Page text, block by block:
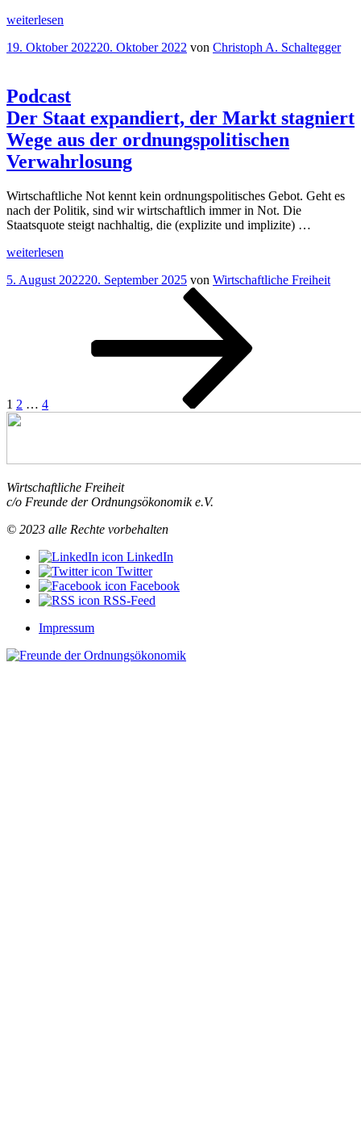
„Beträchtlicher
Fussabdruck
Schweiz“
weiterlesen
Veröffentlicht
19. Oktober 202220. Oktober 2022 von Christoph A. Schaltegger
Podcast
Der Staat expandiert, der Markt stagniert
Wege aus der ordnungspolitischen
Verwahrlosung
Wirtschaftliche Not kennt kein ordnungspolitisches Gebot. Geht es
nach der Politik, sind wir wirtschaftlich immer in Not. Die
Staatsquote steigt nachhaltig, die (explizite und implizite) …
„Podcast
Staat
ordnungspolitischen
Verwahrlosung
“
weiterlesen
Veröffentlicht
5. August 202220. September 2025 von Wirtschaftliche Freiheit
1 2 … 4
Wirtschaftliche Freiheit
c/o Freunde der Ordnungsökonomik e.V.
© 2023 alle Rechte vorbehalten
LinkedIn
Twitter
Facebook
RSS-Feed
Impressum